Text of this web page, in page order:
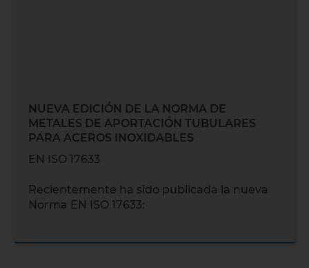
NUEVA EDICIÓN DE LA NORMA DE
METALES DE APORTACIÓN TUBULARES
PARA ACEROS INOXIDABLES
EN ISO 17633
Recientemente ha sido publicada la nueva
Norma EN ISO 17633: